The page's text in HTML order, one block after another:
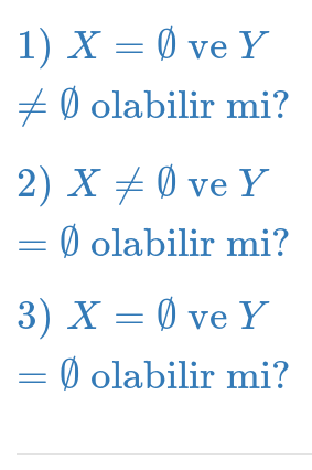
1) X = ∅ ve Y
≠ ∅ olabilir mi?
1) X=∅ve Y≠∅
2) X ≠ ∅ ve Y
= ∅ olabilir mi?
2) X≠∅ve Y=∅
3) X = ∅ ve Y
= ∅ olabilir mi?
3) X=∅ve Y=∅